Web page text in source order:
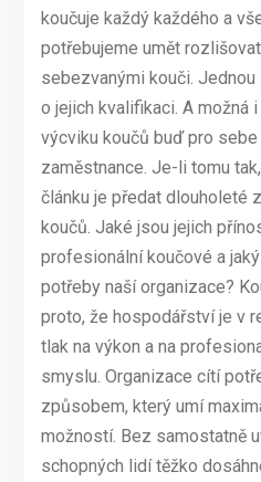
koučuje každý každého a
potřebujeme umět
sebezvanými kouči.
o jejich kvalifikaci. A možná
výcviku koučů buď pro
zaměstnance. Je-li tomu
článku je předat dlouholeté
koučů. Jaké jsou jejich
profesionální koučové a
potřeby naší organizace?
proto, že hospodářství je v
tlak na výkon a na
smyslu. Organizace cítí
způsobem, který umí
možností. Bez samostatně
schopných lidí těžko